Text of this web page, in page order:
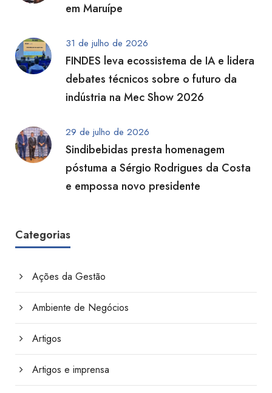
em Maruípe
31 de julho de 2026
FINDES leva ecossistema de IA e lidera
debates técnicos sobre o futuro da
indústria na Mec Show 2026
29 de julho de 2026
Sindibebidas presta homenagem
póstuma a Sérgio Rodrigues da Costa
e empossa novo presidente
Categorias
Ações da Gestão
Ambiente de Negócios
Artigos
Artigos e imprensa